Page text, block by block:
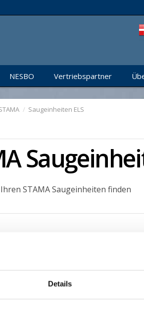
Details
NESBO Vertriebspartner
/ Saugeinheiten ELS
STAMA Saugeinheiten finden